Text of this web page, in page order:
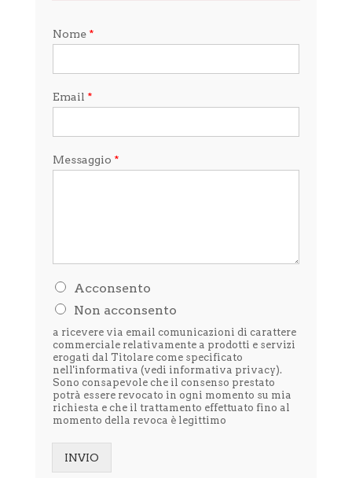
Nome *
Email *
Messaggio *
H
l
e
t
t
o
l
i
n
f
r
Acconsento
Non acconsento
a ricevere via email comunicazioni di carattere
commerciale relativamente a prodotti e servizi
erogati dal Titolare come specificato
nell'informativa (vedi informativa privacy).
Sono consapevole che il consenso prestato
potrà essere revocato in ogni momento su mia
richiesta e che il trattamento effettuato fino al
momento della revoca è legittimo
INVIO